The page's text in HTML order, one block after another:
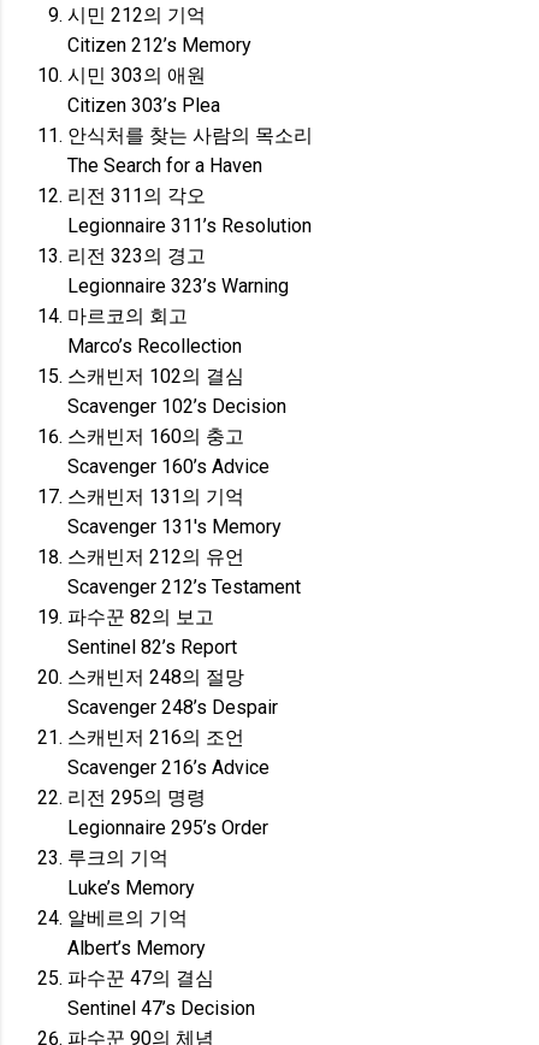
시민 212의 기억
Citizen 212’s Memory
시민 303의 애원
Citizen 303’s Plea
안식처를 찾는 사람의 목소리
The Search for a Haven
리전 311의 각오
Legionnaire 311’s Resolution
리전 323의 경고
Legionnaire 323’s Warning
마르코의 회고
Marco’s Recollection
스캐빈저 102의 결심
Scavenger 102’s Decision
스캐빈저 160의 충고
Scavenger 160’s Advice
스캐빈저 131의 기억
Scavenger 131's Memory
스캐빈저 212의 유언
Scavenger 212’s Testament
파수꾼 82의 보고
Sentinel 82’s Report
스캐빈저 248의 절망
Scavenger 248’s Despair
스캐빈저 216의 조언
Scavenger 216’s Advice
리전 295의 명령
Legionnaire 295’s Order
루크의 기억
Luke’s Memory
알베르의 기억
Albert’s Memory
파수꾼 47의 결심
Sentinel 47’s Decision
파수꾼 90의 체념